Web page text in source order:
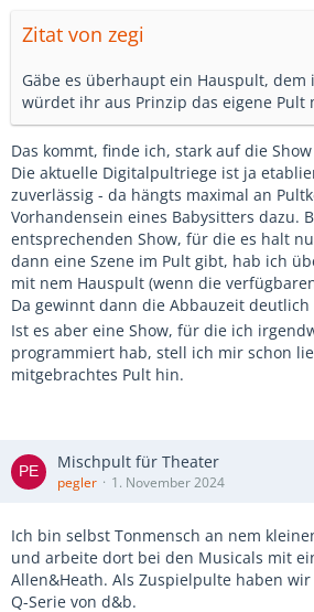
Zitat von zegi
Gäbe es überhaupt ein Hauspult, dem
würdet ihr aus Prinzip das eigene Pult
Das kommt, finde ich, stark auf die
Die aktuelle Digitalpultriege ist ja
zuverlässig - da hängts maximal an
Vorhandensein eines Babysitters dazu.
entsprechenden Show, für die es halt
dann eine Szene im Pult gibt, hab ich
mit nem Hauspult (wenn die
Da gewinnt dann die Abbauzeit deutlich
Ist es aber eine Show, für die ich
programmiert hab, stell ich mir schon
mitgebrachtes Pult hin.
Mischpult für Theater
pegler 1. November 2024
Ich bin selbst Tonmensch an nem
und arbeite dort bei den Musicals mit
Allen&Heath. Als Zuspielpulte haben
Q-Serie von d&b.